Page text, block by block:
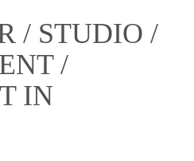
/ STUDIO /
/
IN